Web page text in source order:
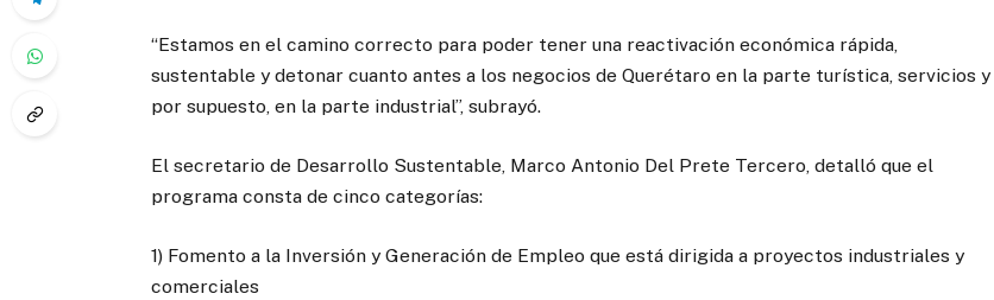
“Estamos en el camino correcto para poder tener una reactivación económica rápida,
sustentable y detonar cuanto antes a los negocios de Querétaro en la parte turística, servicios y
por supuesto, en la parte industrial”, subrayó.
El secretario de Desarrollo Sustentable, Marco Antonio Del Prete Tercero, detalló que el
programa consta de cinco categorías:
1) Fomento a la Inversión y Generación de Empleo que está dirigida a proyectos industriales y
comerciales